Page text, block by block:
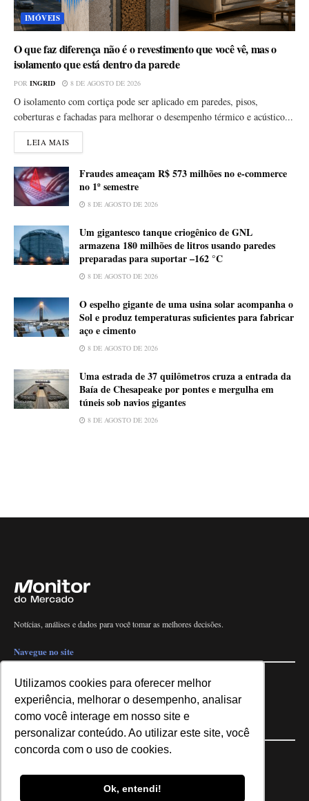
Utilizamos cookies para oferecer melhor
experiência, melhorar o desempenho, analisar
como você interage em nosso site e
personalizar conteúdo. Ao utilizar este site, você
concorda com o uso de cookies.
Ok, entendi!
IMÓVEIS
O que faz diferença não é o revestimento que você vê, mas o
isolamento que está dentro da parede
POR INGRID 8 DE AGOSTO DE 2026
O isolamento com cortiça pode ser aplicado em paredes, pisos,
coberturas e fachadas para melhorar o desempenho térmico e acústico...
LEIA MAIS
Fraudes ameaçam R$ 573 milhões no e-commerce
no 1º semestre
8 DE AGOSTO DE 2026
Um gigantesco tanque criogênico de GNL
armazena 180 milhões de litros usando paredes
preparadas para suportar –162 °C
8 DE AGOSTO DE 2026
O espelho gigante de uma usina solar acompanha o
Sol e produz temperaturas suficientes para fabricar
aço e cimento
8 DE AGOSTO DE 2026
Uma estrada de 37 quilômetros cruza a entrada da
Baía de Chesapeake por pontes e mergulha em
túneis sob navios gigantes
8 DE AGOSTO DE 2026
Notícias, análises e dados para você tomar as melhores decisões.
Navegue no site
Últimas notícias Quem somos E-books gratuitos
Política de privacidade
Siga nossas redes